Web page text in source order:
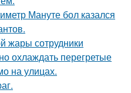
Мануте бол казался
жары сотрудники
охлаждать перегретые
на улицах.